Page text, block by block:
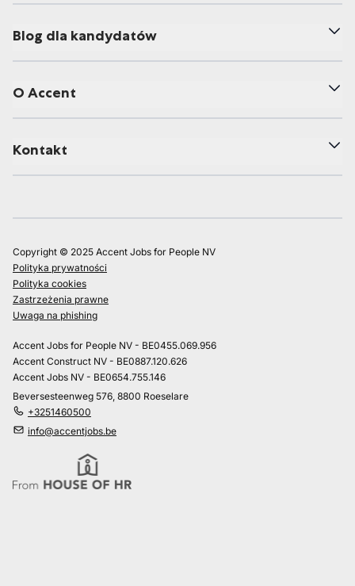
Blog dla kandydatów
O Accent
Kontakt
Copyright © 2025 Accent Jobs for People NV
Polityka prywatności
Polityka cookies
Zastrzeżenia prawne
Uwaga na phishing
Accent Jobs for People NV - BE0455.069.956
Accent Construct NV - BE0887.120.626
Accent Jobs NV - BE0654.755.146
Beversesteenweg 576, 8800 Roeselare
+3251460500
info@accentjobs.be